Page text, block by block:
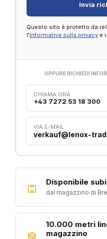
Invia
Questo sito è protetto da
l'Informativa sulla privacy e i
OPPURE RICHIEDI
CHIAMA ORA
+43 7272 53 18 300
VIA E-MAIL
verkauf@lenox-
Disponibile
dal magazzino di
10.000 metri
magazzino